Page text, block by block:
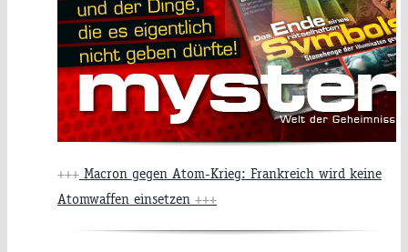
+++ Macron gegen Atom-Krieg: Frankreich wird keine
Atomwaffen einsetzen +++